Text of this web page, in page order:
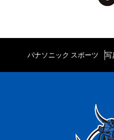
パナソニック スポーツ 写